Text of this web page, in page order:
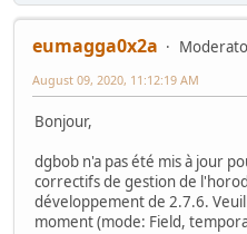
eumagga0x2a
August 09, 2020, 11:12:19 AM
Bonjour,
dgbob n'a pas été mis à jour
correctifs de gestion de
développement de 2.7.6.
moment (mode: Field,